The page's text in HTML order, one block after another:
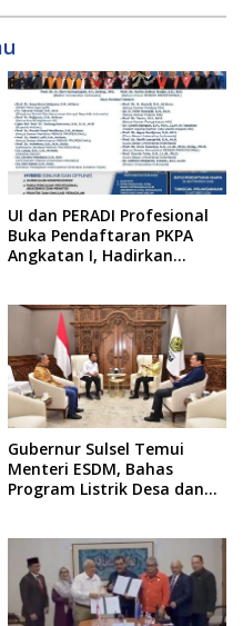
UI dan PERADI Profesional
Buka Pendaftaran PKPA
Angkatan I, Hadirkan
Gubernur Sulsel Temui
Menteri ESDM, Bahas
Program Listrik Desa dan